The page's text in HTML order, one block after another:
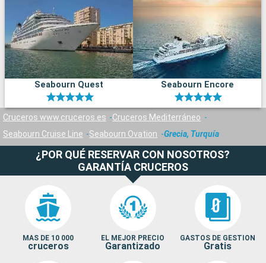
espeleológica única. Estos destinos alrededor de Monemvasía
son ventanas abiertas a la historia antigua y la belleza natural
del Peloponeso.
Seabourn Quest Seabourn Encore
Cruceros www.cruceros.es
Cruceros Mediterráneo
Seabourn Cruise Line
Seabourn Ovation Grecia, Turquía
¿POR QUÉ RESERVAR CON NOSOTROS?
GARANTÍA CRUCEROS
MAS DE 10 000
cruceros
EL MEJOR PRECIO
Garantizado
GASTOS DE GESTION
Gratis